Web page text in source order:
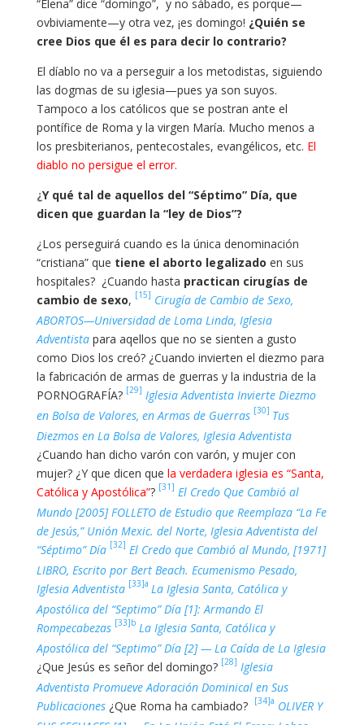
“Elena” dice “domingo”, y no sábado, es porque—
ovbiviamente—y otra vez, ¡es domingo! ¿Quién se
cree Dios que él es para decir lo contrario?
El díablo no va a perseguir a los metodistas, siguiendo
las dogmas de su iglesia—pues ya son suyos.
Tampoco a los católicos que se postran ante el
pontífice de Roma y la virgen María. Mucho menos a
los presbiterianos, pentecostales, evangélicos, etc. El
diablo no persigue el error.
¿Y qué tal de aquellos del “Séptimo” Día, que
dicen que guardan la “ley de Dios”?
¿Los perseguirá cuando es la única denominación
“cristiana” que tiene el aborto legalizado en sus
hospitales? ¿Cuando hasta practican cirugías de
cambio de sexo, [15] Cirugía de Cambio de Sexo,
ABORTOS—Universidad de Loma Linda, Iglesia
Adventista para aqellos que no se sienten a gusto
como Dios los creó? ¿Cuando invierten el diezmo para
la fabricación de armas de guerras y la industria de la
PORNOGRAFÍA? [29] Iglesia Adventista Invierte Diezmo
en Bolsa de Valores, en Armas de Guerras [30] Tus
Diezmos en La Bolsa de Valores, Iglesia Adventista
¿Cuando han dicho varón con varón, y mujer con
mujer? ¿Y que dicen que la verdadera iglesia es “Santa,
Católica y Apostólica”? [31] El Credo Que Cambió al
Mundo [2005] FOLLETO de Estudio que Reemplaza “La Fe
de Jesús,” Unión Mexic. del Norte, Iglesia Adventista del
“Séptimo” Día [32] El Credo que Cambió al Mundo, [1971]
LIBRO, Escrito por Bert Beach. Ecumenismo Pesado,
Iglesia Adventista [33]a La Iglesia Santa, Católica y
Apostólica del “Septimo” Día [1]: Armando El
Rompecabezas [33]b La Iglesia Santa, Católica y
Apostólica del “Septimo” Día [2] — La Caída de La Iglesia
¿Que Jesús es señor del domingo? [28] Iglesia
Adventista Promueve Adoración Dominical en Sus
Publicaciones¿Que Roma ha cambiado? [34]a OLIVER Y